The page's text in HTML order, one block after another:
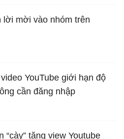
lời mời vào nhóm trên
YouTube giới hạn độ
cần đăng nhập
“cày” tăng view Youtube